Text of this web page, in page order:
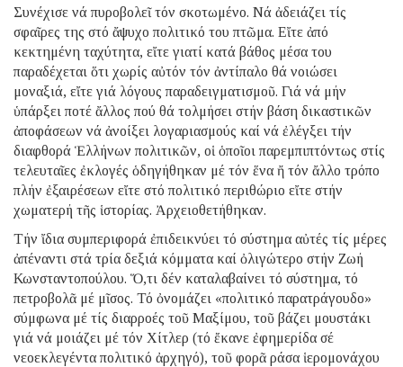
Συνέχισε νά πυροβολεῖ τόν σκοτωμένο. Νά ἀδειάζει τίς
σφαῖρες της στό ἄψυχο πολιτικό του πτῶμα. Εἴτε ἀπό
κεκτημένη ταχύτητα, εἴτε γιατί κατά βάθος μέσα του
παραδέχεται ὅτι χωρίς αὐτόν τόν ἀντίπαλο θά νοιώσει
μοναξιά, εἴτε γιά λόγους παραδειγματισμοῦ. Γιά νά μήν
ὑπάρξει ποτέ ἄλλος πού θά τολμήσει στήν βάση δικαστικῶν
ἀποφάσεων νά ἀνοίξει λογαριασμούς καί νά ἐλέγξει τήν
διαφθορά Ἑλλήνων πολιτικῶν, οἱ ὁποῖοι παρεμπιπτόντως στίς
τελευταῖες ἐκλογές ὁδηγήθηκαν μέ τόν ἕνα ἤ τόν ἄλλο τρόπο
πλήν ἐξαιρέσεων εἴτε στό πολιτικό περιθώριο εἴτε στήν
χωματερή τῆς ἱστορίας. Ἀρχειοθετήθηκαν.
Τήν ἴδια συμπεριφορά ἐπιδεικνύει τό σύστημα αὐτές τίς μέρες
ἀπέναντι στά τρία δεξιά κόμματα καί ὀλιγώτερο στήν Ζωή
Κωνσταντοπούλου. Ὅ,τι δέν καταλαβαίνει τό σύστημα, τό
πετροβολᾶ μέ μῖσος. Τό ὀνομάζει «πολιτικό παρατράγουδο»
σύμφωνα μέ τίς διαρροές τοῦ Μαξίμου, τοῦ βάζει μουστάκι
γιά νά μοιάζει μέ τόν Χίτλερ (τό ἔκανε ἐφημερίδα σέ
νεοεκλεγέντα πολιτικό ἀρχηγό), τοῦ φορᾶ ράσα ἱερομονάχου